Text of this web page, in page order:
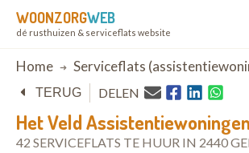
WOONZORGWEB
dé rusthuizen & serviceflats website
Breadcrumb
Home Serviceflats
Het Veld Assistentiewoningen
42 SERVICEFLATS TE HUUR IN 2440
TERUG DELEN